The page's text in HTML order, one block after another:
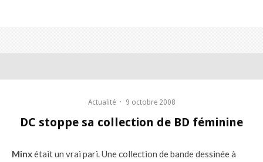
Actualité · 9 octobre 2008
DC stoppe sa collection de BD féminine
Minxétait un vrai pari. Une collection de bande dessinée à